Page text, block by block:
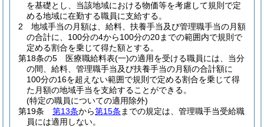
を基礎とし、当該地域における物価等を考慮して規則で定
める地域に在勤する職員に支給する。
2
地域手当の月額は、給料、扶養手当及び管理職手当の月額
の合計に、100分の4から100分の20までの範囲内で規則で
定める割合を乗じて得た額とする。
第18条の5
医療職給料表(一)の適用を受ける職員には、当分
の間、給料、管理職手当及び扶養手当の月額の合計額に
100分の16を超えない範囲で規則で定める割合を乗じて得
た月額の地域手当を支給することができる。
(特定の職員についての適用除外)
第19条
第13条から第15条 までの規定は、管理職手当受給職
員には適用しない。